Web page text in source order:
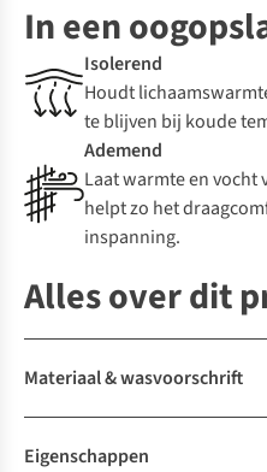
In een
Isolerend
Houdt
te blijven bij koude
Ademend
Laat warmte en
helpt zo het
inspanning.
Alles over dit
Materiaal & wasvoorschrift
Eigenschappen